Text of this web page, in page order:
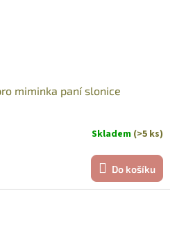
miminka paní slonice
Skladem (>5 ks)
Do košíku